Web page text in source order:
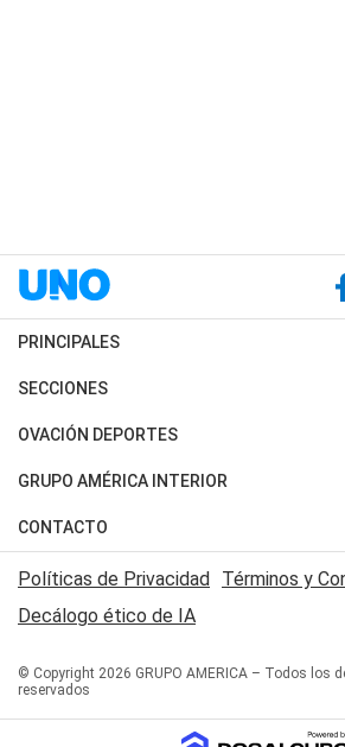
PRINCIPALES
Últimas Noticias
Política
Judiciales
Economia
SECCIONES
Horóscopo
Motores
Trucos caseros
Series y Películas
Edictos y Solicitadas
OVACIÓN DEPORTES
Fútbol
Mundial
Automovilismo
Rugby
Básquet
GRUPO AMÉRICA INTERIOR
Canal 7 en Vivo
San Juan 8
CONTACTO
Acerca de Nosotros
Contactanos
Políticas de Privacidad Términos y
Decálogo ético de IA
© Copyright 2026 GRUPO AMERICA – Todos los
reservados